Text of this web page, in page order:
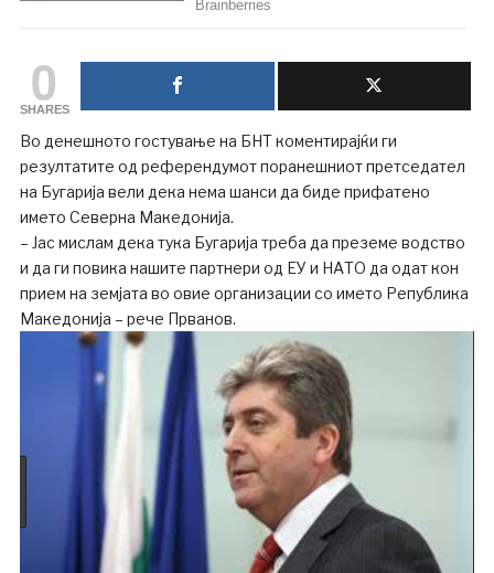
0
SHARES
Во денешното гостување на БНТ коментирајќи ги
резултатите од референдумот поранешниот претседател
на Бугарија вели дека нема шанси да биде прифатено
името Северна Македонија.
– Јас мислам дека тука Бугарија треба да преземе водство
и да ги повика нашите партнери од ЕУ и НАТО да одат кон
прием на земјата во овие организации со името Република
Македонија – рече Прванов.